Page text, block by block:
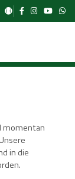
momentan
in die